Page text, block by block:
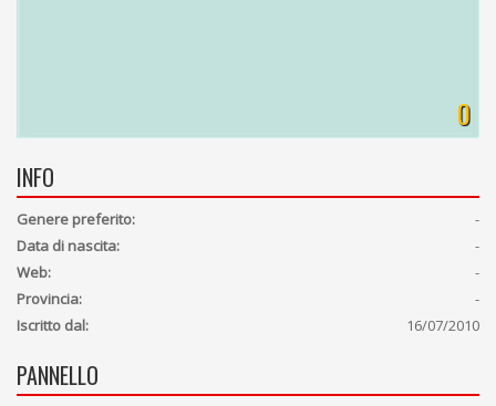
0
INFO
Genere preferito:
-
Data di nascita:
-
Web:
-
Provincia:
-
Iscritto dal:
16/07/2010
PANNELLO